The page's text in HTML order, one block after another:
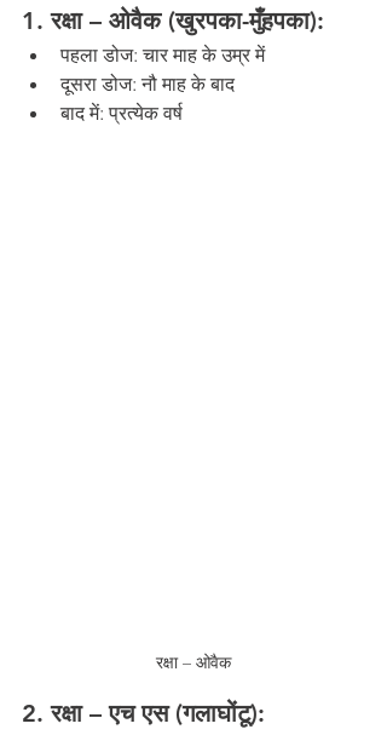
1. रक्षा – ओवैक (खुरपका-मुँहपका):
पहला डोज: चार माह के उम्र में
दूसरा डोज: नौ माह के बाद
बाद में: प्रत्येक वर्ष
रक्षा – ओवैक
2. रक्षा – एच एस (गलाघोंटू):